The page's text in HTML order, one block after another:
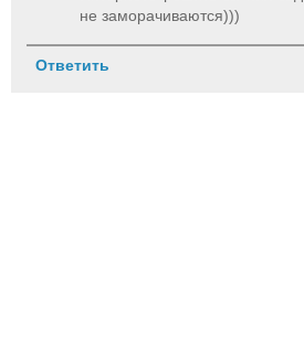
не заморачиваются)))
Ответить